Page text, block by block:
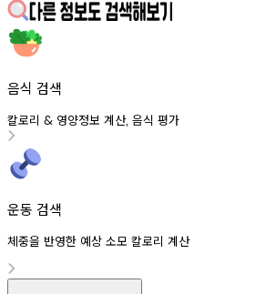
음식 검색
칼로리 & 영양정보 계산, 음식 평가
운동 검색
체중을 반영한 예상 소모 칼로리 계산